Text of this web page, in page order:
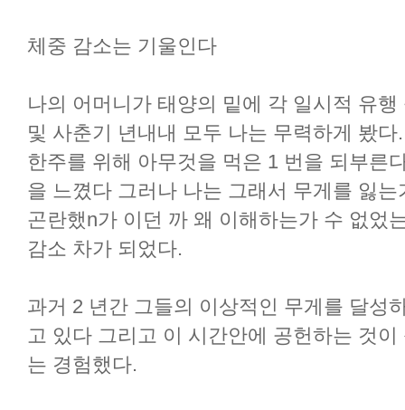
체중 감소는 기울인다
나의 어머니가 태양의 밑에 각 일시적 유
및 사춘기 년내내 모두 나는 무력하게 봤
한주를 위해 아무것을 먹은 1 번을 되부른
을 느꼈다 그러나 나는 그래서 무게를 잃
곤란했n가 이던 까 왜 이해하는가 수 없었
감소 차가 되었다.
과거 2 년간 그들의 이상적인 무게를 달성
고 있다 그리고 이 시간안에 공헌하는 것
는 경험했다.